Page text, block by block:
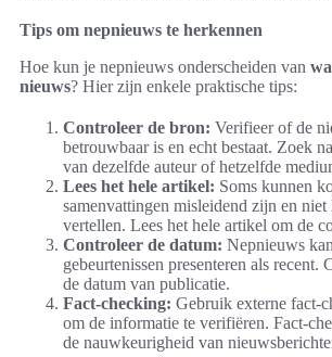
Tips om nepnieuws te herkennen
Hoe kun je nepnieuws onderscheiden van
nieuws? Hier zijn enkele praktische tips:
Controleer de bron: Verifieer of de
betrouwbaar is en echt bestaat. Zoek
van dezelfde auteur of hetzelfde
Lees het hele artikel: Soms kunnen
samenvattingen misleidend zijn en niet
vertellen. Lees het hele artikel om de
Controleer de datum: Nepnieuws
gebeurtenissen presenteren als recent.
de datum van publicatie.
Fact-checking: Gebruik externe fact-
om de informatie te verifiëren. Fact-
de nauwkeurigheid van